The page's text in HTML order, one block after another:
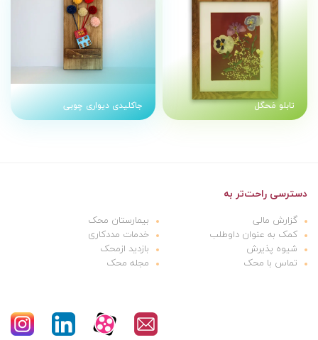
تابلو مَحگل جاکلیدی دیواری چوبی
دسترسی راحت‌تر به
گزارش مالی
بیمارستان محک
کمک به عنوان داوطلب
خدمات مددکاری
شیوه پذیرش
بازدید ازمحک
تماس با محک
مجله محک